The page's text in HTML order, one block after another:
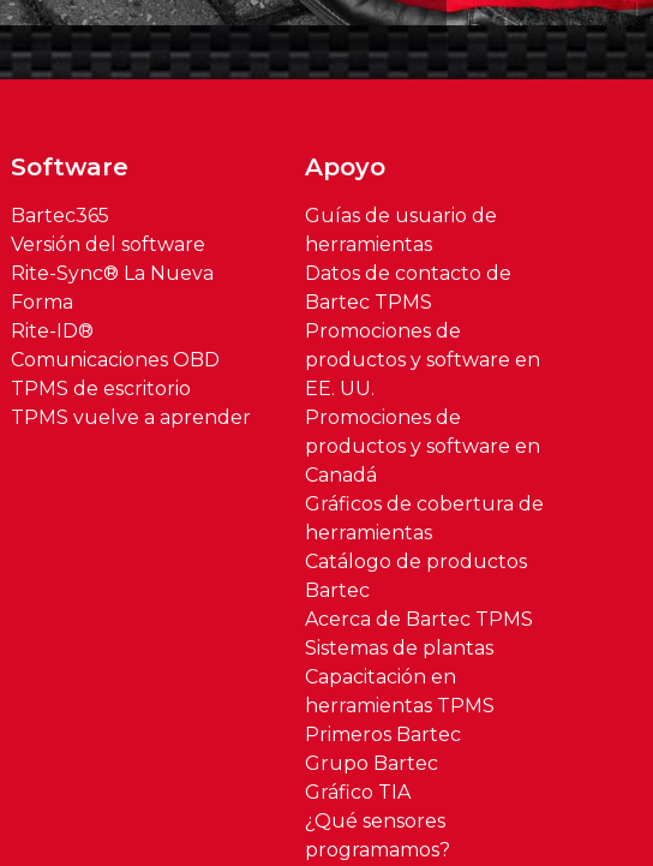
Software
Bartec365
Versión del software
Rite-Sync® La Nueva
Forma
Rite-ID®
Comunicaciones OBD
TPMS de escritorio
TPMS vuelve a aprender
Apoyo
Guías de usuario de
herramientas
Datos de contacto de
Bartec TPMS
Promociones de
productos y software en
EE. UU.
Promociones de
productos y software en
Canadá
Gráficos de cobertura de
herramientas
Catálogo de productos
Bartec
Acerca de Bartec TPMS
Sistemas de plantas
Capacitación en
herramientas TPMS
Primeros Bartec
Grupo Bartec
Gráfico TIA
¿Qué sensores
programamos?